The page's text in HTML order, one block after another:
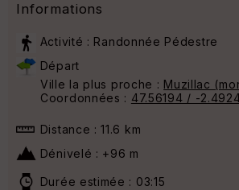
Informations
Activité : Randonnée Pédestre
Départ
Ville la plus proche : Muzillac
Coordonnées : 47.56194 / -
Distance : 11.6 km
Dénivelé : +96 m
Durée estimée : 03:15